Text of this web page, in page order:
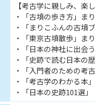
【考古学に親しみ、楽
・「古墳の歩き方」ま
・「まりこふんの古墳
・「東京古墳散歩」ま
・「日本の神社に出会
・「史跡で読む日本の
・「入門者のための考
・「考古学のわかる本
・「日本の史跡101選」